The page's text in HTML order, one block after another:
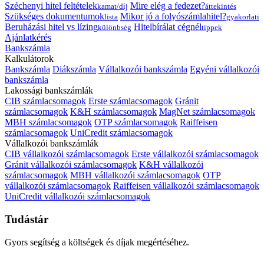
Széchenyi hitel feltételekkamat/díj Mire elég a fedezet?áttekintés
Szükséges dokumentumoklista Mikor jó a folyószámlahitel?gyakorlati
Beruházási hitel vs lízingkülönbség Hitelbírálat cégnéltippek
Ajánlatkérés
Bankszámla
Kalkulátorok
Bankszámla Diákszámla Vállalkozói bankszámla Egyéni vállalkozói
bankszámla
Lakossági bankszámlák
CIB számlacsomagok Erste számlacsomagok Gránit
számlacsomagok K&H számlacsomagok MagNet számlacsomagok
MBH számlacsomagok OTP számlacsomagok Raiffeisen
számlacsomagok UniCredit számlacsomagok
Vállalkozói bankszámlák
CIB vállalkozói számlacsomagok Erste vállalkozói számlacsomagok
Gránit vállalkozói számlacsomagok K&H vállalkozói
számlacsomagok MBH vállalkozói számlacsomagok OTP
vállalkozói számlacsomagok Raiffeisen vállalkozói számlacsomagok
UniCredit vállalkozói számlacsomagok
Tudástár
Gyors segítség a költségek és díjak megértéséhez.